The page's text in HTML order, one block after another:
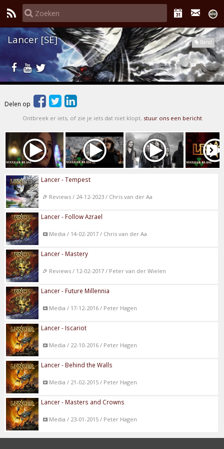
Band
Lancer [SE]
Delen op
Ontbreek er iets, of zie je iets dat niet klopt, stuur ons een bericht
Lancer - Tempest
Reviews / 24-12-2023 / Chris van der Aa
Lancer - Follow Azrael
Media / 14-02-2017 / Chris van der Aa
Lancer - Mastery
Reviews / 12-02-2017 / Peter van der Wielen
Lancer - Future Millennia
Media / 17-12-2016 / Peter Hagen
Lancer - Iscariot
Media / 22-10-2016 / Peter Hagen
Lancer - Behind the Walls
Media / 21-02-2015 / Peter Hagen
Lancer - Masters and Crowns
Media / 23-01-2015 / Peter Hagen